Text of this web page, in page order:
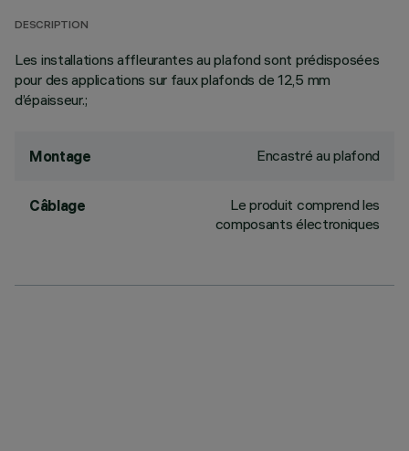
DESCRIPTION
Les installations affleurantes au plafond sont prédisposées
pour des applications sur faux plafonds de 12,5 mm
d’épaisseur.;
Montage Encastré au plafond
Câblage
Le produit comprend les
composants électroniques